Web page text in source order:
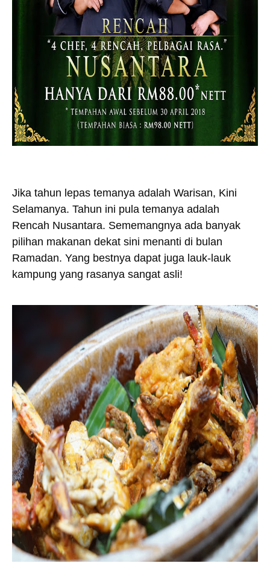
Jika tahun lepas temanya adalah Warisan, Kini
Selamanya. Tahun ini pula temanya adalah
Rencah Nusantara. Sememangnya ada banyak
pilihan makanan dekat sini menanti di bulan
Ramadan. Yang bestnya dapat juga lauk-lauk
kampung yang rasanya sangat asli!